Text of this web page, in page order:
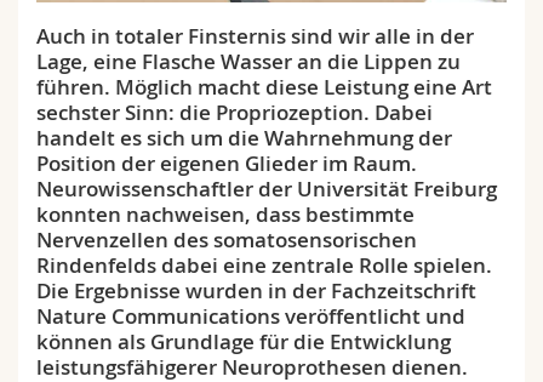
Interfakultär
Doktorierende
Vorlesungsverzeichnis
MyUnifr
Auch in totaler Finsternis sind wir alle in der
Lage, eine Flasche Wasser an die Lippen zu
führen. Möglich macht diese Leistung eine Art
sechster Sinn: die Propriozeption. Dabei
handelt es sich um die Wahrnehmung der
Position der eigenen Glieder im Raum.
Neurowissenschaftler der Universität Freiburg
konnten nachweisen, dass bestimmte
Nervenzellen des somatosensorischen
Rindenfelds dabei eine zentrale Rolle spielen.
Die Ergebnisse wurden in der Fachzeitschrift
Nature Communications veröffentlicht und
können als Grundlage für die Entwicklung
leistungsfähigerer Neuroprothesen dienen.